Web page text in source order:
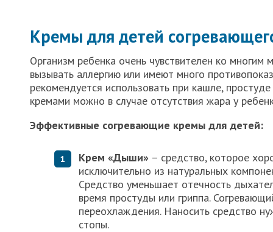
Кремы для детей
Организм ребенка очень чувствителен ко
вызывать аллергию или имеют много
рекомендуется использовать при кашле,
кремами можно в случае отсутствия жара у
Эффективные согревающие кремы для детей:
Крем «Дыши» – средство, которое
исключительно из натуральных
Средство уменьшает отечность
время простуды или гриппа.
переохлаждения. Наносить средство
стопы.